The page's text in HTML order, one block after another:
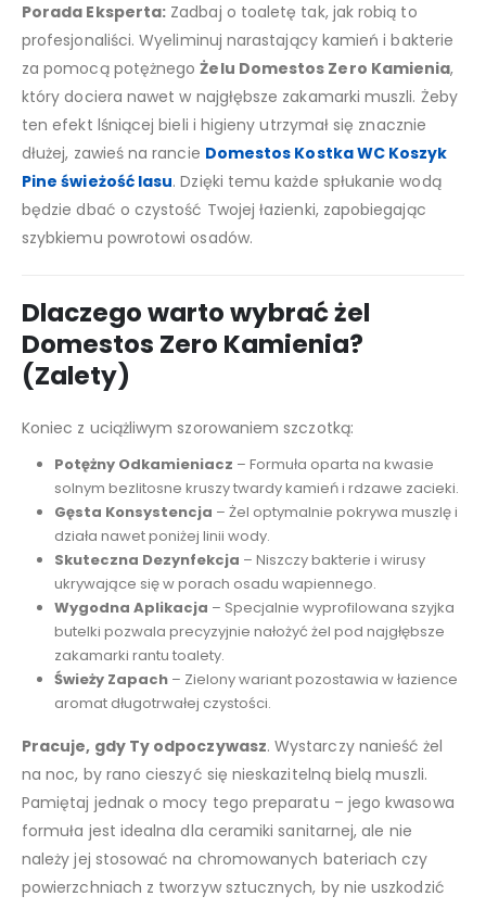
Porada Eksperta: Zadbaj o toaletę tak, jak robią to
profesjonaliści. Wyeliminuj narastający kamień i bakterie
za pomocą potężnegoŻelu Domestos Zero Kamienia,
który dociera nawet w najgłębsze zakamarki muszli. Żeby
ten efekt lśniącej bieli i higieny utrzymał się znacznie
dłużej, zawieś na rancie Domestos Kostka WC Koszyk
Pine świeżość lasu. Dzięki temu każde spłukanie wodą
będzie dbać o czystość Twojej łazienki, zapobiegając
szybkiemu powrotowi osadów.
Dlaczego warto wybrać żel
Domestos Zero Kamienia?
(Zalety)
Koniec z uciążliwym szorowaniem szczotką:
Potężny Odkamieniacz – Formuła oparta na kwasie
solnym bezlitosne kruszy twardy kamień i rdzawe zacieki.
Gęsta Konsystencja – Żel optymalnie pokrywa muszlę i
działa nawet poniżej linii wody.
Skuteczna Dezynfekcja – Niszczy bakterie i wirusy
ukrywające się w porach osadu wapiennego.
Wygodna Aplikacja – Specjalnie wyprofilowana szyjka
butelki pozwala precyzyjnie nałożyć żel pod najgłębsze
zakamarki rantu toalety.
Świeży Zapach– Zielony wariant pozostawia w łazience
aromat długotrwałej czystości.
Pracuje, gdy Ty odpoczywasz. Wystarczy nanieść żel
na noc, by rano cieszyć się nieskazitelną bielą muszli.
Pamiętaj jednak o mocy tego preparatu – jego kwasowa
formuła jest idealna dla ceramiki sanitarnej, ale nie
należy jej stosować na chromowanych bateriach czy
powierzchniach z tworzyw sztucznych, by nie uszkodzić